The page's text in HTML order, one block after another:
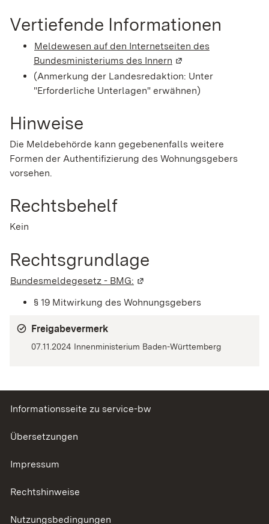
Vertiefende Informationen
Meldewesen auf den Internetseiten des
Bundesministeriums des Innern (Wird in einem
(Anmerkung der Landesredaktion: Unter
"Erforderliche Unterlagen" erwähnen)
Hinweise
Die Meldebehörde kann gegebenenfalls weitere
Formen der Authentifizierung des Wohnungsgebers
vorsehen.
Rechtsbehelf
Kein
Rechtsgrundlage
Bundesmeldegesetz - BMG: (Wird in einem neuen
§ 19 Mitwirkung des Wohnungsgebers
Freigabevermerk
07.11.2024 Innenministerium Baden-Württemberg
Informationsseite zu service-bw
Übersetzungen
Impressum
Rechtshinweise
Nutzungsbedingungen